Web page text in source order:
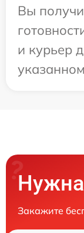
Вы
и курьер
Нужна
Закажите